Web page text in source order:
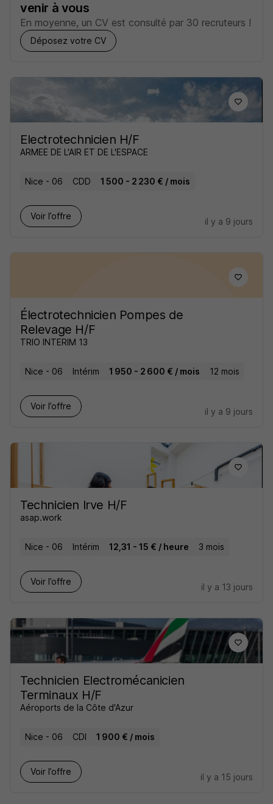
venir à vous
En moyenne, un CV est consulté par 30 recruteurs !
Déposez votre CV
Electrotechnicien H/F
ARMEE DE L'AIR ET DE L'ESPACE
Nice - 06 CDD 1 500 - 2 230 € / mois
Voir l’offre
il y a 9 jours
Électrotechnicien Pompes de
Relevage H/F
TRIO INTERIM 13
Nice - 06 Intérim 1 950 - 2 600 € / mois 12 mois
Voir l’offre
il y a 9 jours
Technicien Irve H/F
asap.work
Nice - 06 Intérim 12,31 - 15 € / heure 3 mois
Voir l’offre
il y a 13 jours
Technicien Electromécanicien
Terminaux H/F
Aéroports de la Côte d'Azur
Nice - 06 CDI 1 900 € / mois
Voir l’offre
il y a 15 jours